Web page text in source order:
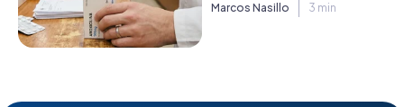
Marcos Nasillo 3 min